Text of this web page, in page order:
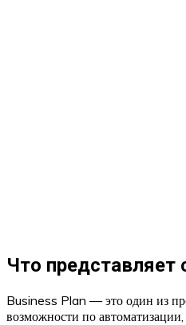
Что представляет
Business Plan — это один из
возможности по